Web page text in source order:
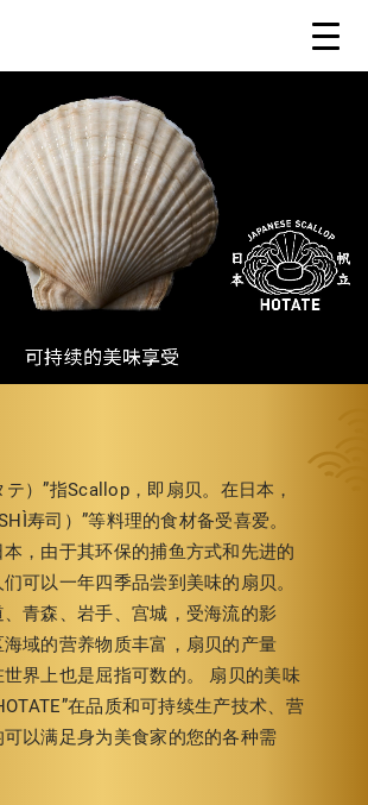
テ）”指Scallop，即扇贝。在日本，
（寿司）”等料理的食材备受喜爱。
，由于其环保的捕鱼方式和先进的
可以一年四季品尝到美味的扇贝。
青森、岩手、宫城，受海流的影
域的营养物质丰富，扇贝的产量
界上也是屈指可数的。 扇贝的美味
在品质和可持续生产技术、营
以满足身为美食家的您的各种需